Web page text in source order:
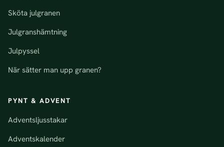
Sköta julgranen
Julgranshämtning
Julpyssel
När sätter man upp granen?
PYNT & ADVENT
Adventsljusstakar
Adventskalender